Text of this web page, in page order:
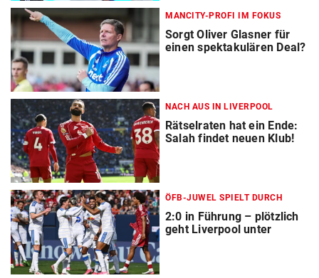
MANCITY-PROFI IM FOKUS
Sorgt Oliver Glasner für
einen spektakulären Deal?
NACH AUS IN LIVERPOOL
Rätselraten hat ein Ende:
Salah findet neuen Klub!
ÖFB-JUWEL SPIELT DURCH
2:0 in Führung – plötzlich
geht Liverpool unter